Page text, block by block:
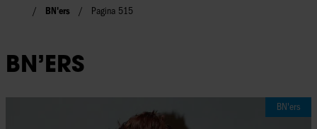
BN'ers Pagina 515
BN’ERS
BN'ers